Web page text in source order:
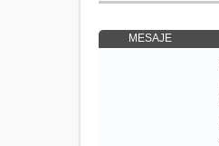
MESAJE